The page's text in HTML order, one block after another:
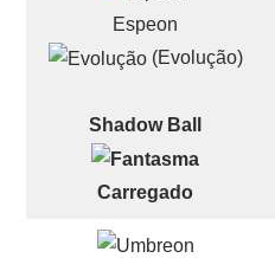
Espeon
(Evolução)
Shadow Ball
Carregado